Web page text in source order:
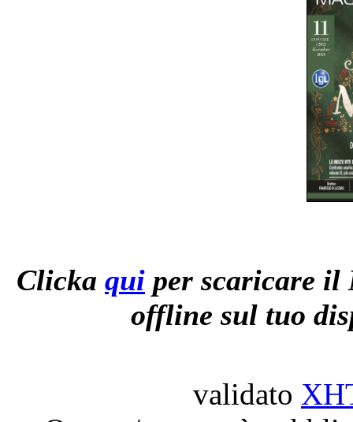
Clicka qui per scaricare il
offline sul tuo
validato